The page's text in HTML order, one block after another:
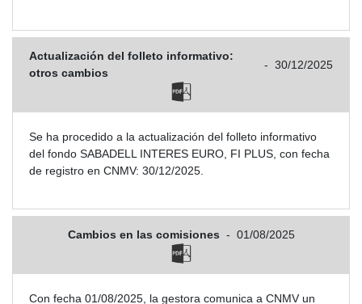
Actualización del folleto informativo:
otros cambios
- 30/12/2025
Se ha procedido a la actualización del folleto informativo
del fondo SABADELL INTERES EURO, FI PLUS, con fecha
de registro en CNMV: 30/12/2025.
Cambios en las comisiones - 01/08/2025
Con fecha 01/08/2025, la gestora comunica a CNMV un